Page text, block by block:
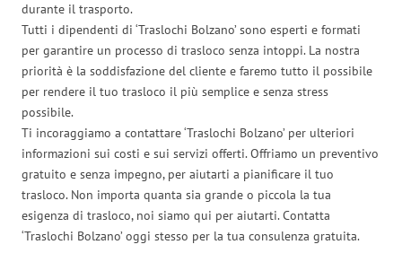
durante il trasporto.
Tutti i dipendenti di ‘Traslochi Bolzano’ sono esperti e formati
per garantire un processo di trasloco senza intoppi. La nostra
priorità è la soddisfazione del cliente e faremo tutto il possibile
per rendere il tuo trasloco il più semplice e senza stress
possibile.
Ti incoraggiamo a contattare ‘Traslochi Bolzano’ per ulteriori
informazioni sui costi e sui servizi offerti. Offriamo un preventivo
gratuito e senza impegno, per aiutarti a pianificare il tuo
trasloco. Non importa quanta sia grande o piccola la tua
esigenza di trasloco, noi siamo qui per aiutarti. Contatta
‘Traslochi Bolzano’ oggi stesso per la tua consulenza gratuita.